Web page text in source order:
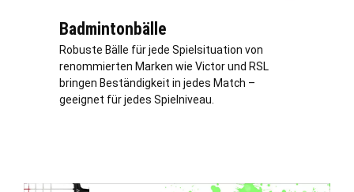
Badmintonbälle
Robuste Bälle für jede Spielsituation von
renommierten Marken wie Victor und RSL
bringen Beständigkeit in jedes Match –
geeignet für jedes Spielniveau.